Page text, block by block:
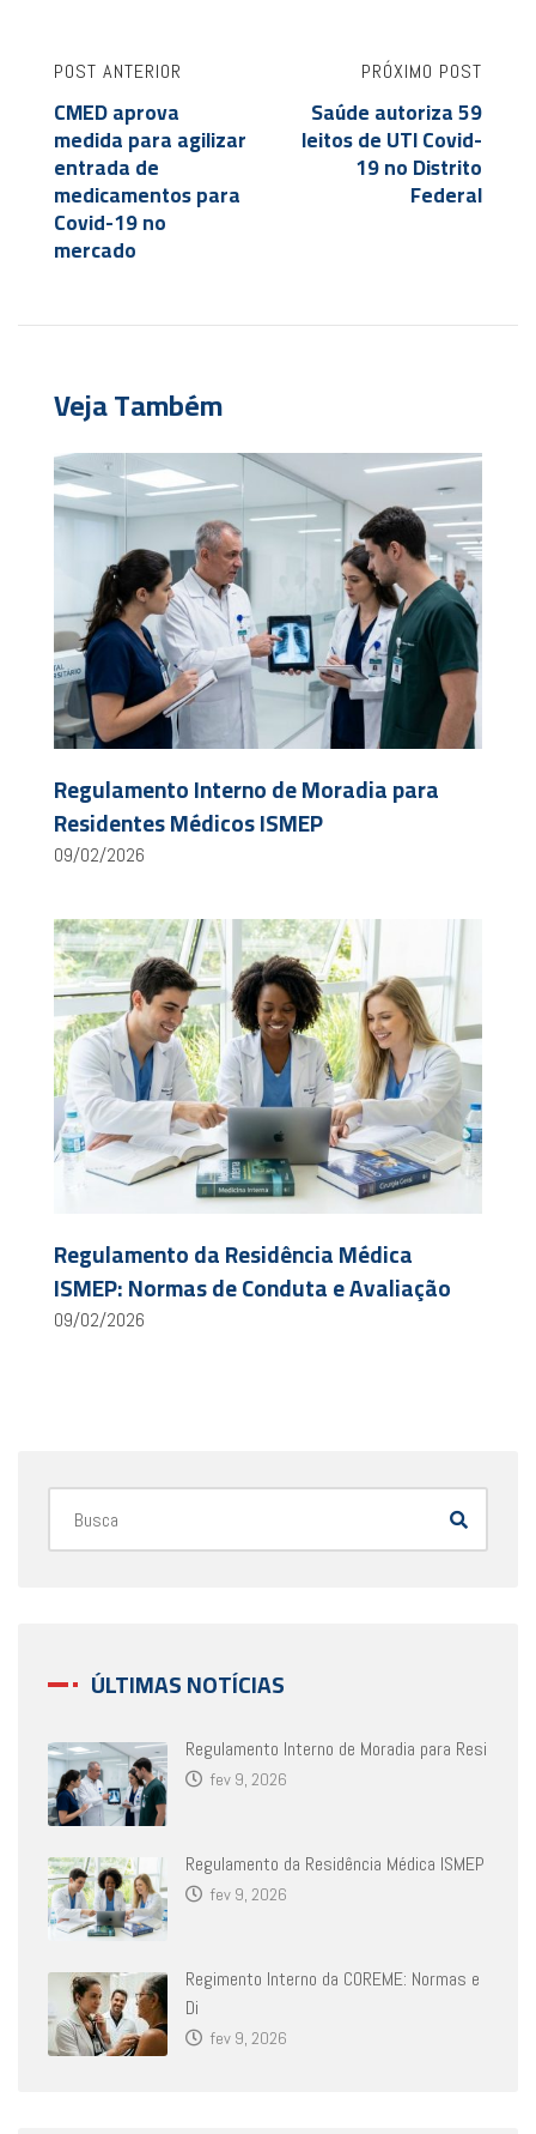
POST ANTERIOR
CMED aprova
medida para agilizar
entrada de
medicamentos para
Covid-19 no
mercado
PRÓXIMO POST
Saúde autoriza 59
leitos de UTI Covid-
19 no Distrito
Federal
Veja Também
Regulamento Interno de Moradia para
Residentes Médicos ISMEP
09/02/2026
Regulamento da Residência Médica
ISMEP: Normas de Conduta e Avaliação
09/02/2026
ÚLTIMAS NOTÍCIAS
Regulamento Interno de Moradia para Resi
fev 9, 2026
Regulamento da Residência Médica ISMEP
fev 9, 2026
Regimento Interno da COREME: Normas e
Di
fev 9, 2026